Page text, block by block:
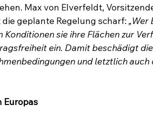
Max von Elverfeldt,
geplante Regelung scharf: „Wer
Konditionen sie ihre Flächen zur
ein. Damit beschädigt
und letztlich auch
Europas